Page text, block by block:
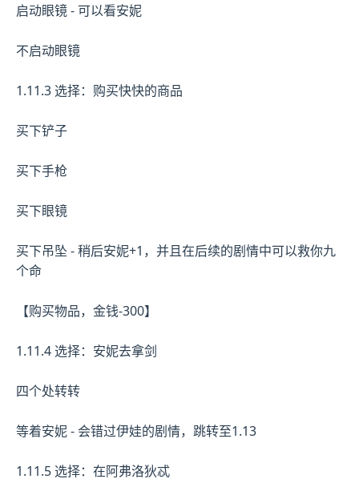
启动眼镜 - 可以看安妮
不启动眼镜
1.11.3 选择：购买快快的商品
买下铲子
买下手枪
买下眼镜
买下吊坠 - 稍后安妮+1，并且在后续的剧情中可以救你九
个命
【购买物品，金钱-300】
1.11.4 选择：安妮去拿剑
四个处转转
等着安妮 - 会错过伊娃的剧情，跳转至1.13
1.11.5 选择：在阿弗洛狄忒